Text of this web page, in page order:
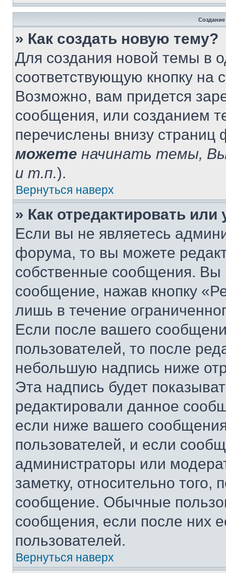
» Как создать новую тему?
Для создания новой темы в
соответствующую кнопку
Возможно, вам придется
сообщения, или созданием
перечислены внизу
можете начинать темы,
и т.п.).
Вернуться наверх
» Как отредактировать
Если вы не являетесь
форума, то вы можете
собственные сообщения. Вы
сообщение, нажав кнопку
лишь в течение
Если после вашего
пользователей, то после
небольшую надпись ниже
Эта надпись будет
редактировали данное
если ниже вашего
пользователей, и если
администраторы или
заметку, относительно
сообщение. Обычные
сообщения, если после них
пользователей.
Вернуться наверх